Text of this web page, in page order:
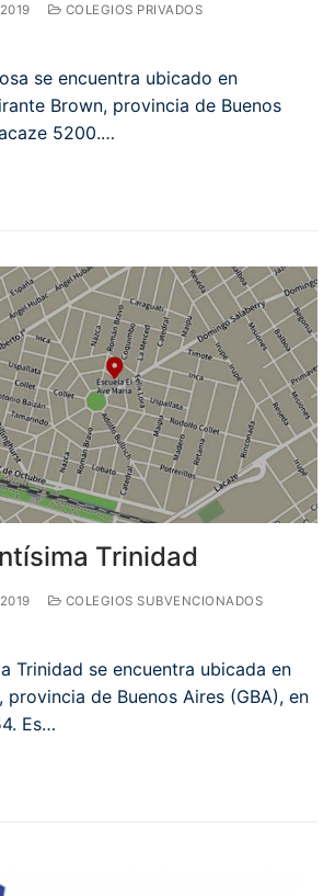
COLEGIOS PRIVADOS
se encuentra ubicado en
Brown, provincia de Buenos
5200.…
Trinidad
COLEGIOS SUBVENCIONADOS
Trinidad se encuentra ubicada en
provincia de Buenos Aires (GBA), en
Es…